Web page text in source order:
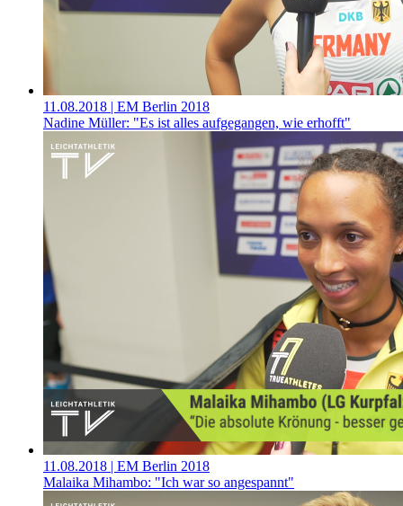
11.08.2018 | EM Berlin 2018
Nadine Müller: "Es ist alles aufgegangen, wie erhofft"
11.08.2018 | EM Berlin 2018
Malaika Mihambo: "Ich war so angespannt"